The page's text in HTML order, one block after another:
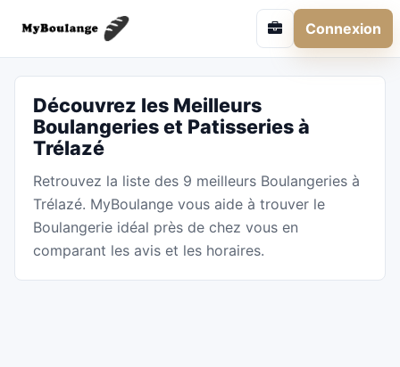
Connexion
Découvrez les Meilleurs
Boulangeries et Patisseries à
Trélazé
Retrouvez la liste des 9 meilleurs Boulangeries à
Trélazé. MyBoulange vous aide à trouver le
Boulangerie idéal près de chez vous en
comparant les avis et les horaires.